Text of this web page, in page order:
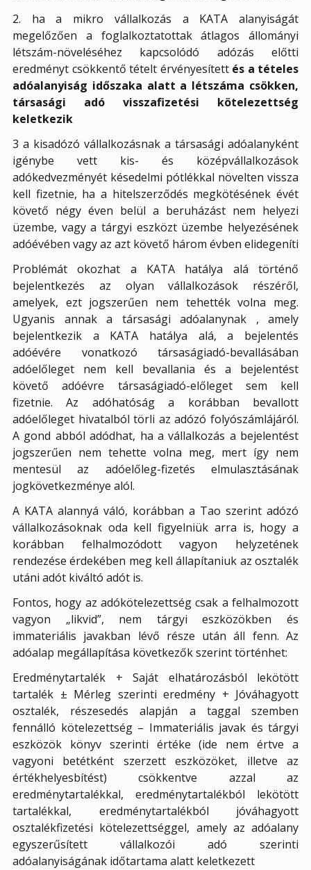
2. ha a mikro vállalkozás a KATA alanyiságát
megelőzően a foglalkoztatottak átlagos állományi
létszám-növeléséhez kapcsolódó adózás előtti
eredményt csökkentő tételt érvényesített és a tételes
adóalanyiság időszaka alatt a létszáma csökken,
társasági adó visszafizetési kötelezettség
keletkezik
3 a kisadózó vállalkozásnak a társasági adóalanyként
igénybe vett kis- és középvállalkozások
adókedvezményét késedelmi pótlékkal növelten vissza
kell fizetnie, ha a hitelszerződés megkötésének évét
követő négy éven belül a beruházást nem helyezi
üzembe, vagy a tárgyi eszközt üzembe helyezésének
adóévében vagy az azt követő három évben elidegeníti
Problémát okozhat a KATA hatálya alá történő
bejelentkezés az olyan vállalkozások részéről,
amelyek, ezt jogszerűen nem tehették volna meg.
Ugyanis annak a társasági adóalanynak , amely
bejelentkezik a KATA hatálya alá, a bejelentés
adóévére vonatkozó társaságiadó-bevallásában
adóelőleget nem kell bevallania és a bejelentést
követő adóévre társaságiadó-előleget sem kell
fizetnie. Az adóhatóság a korábban bevallott
adóelőleget hivatalból törli az adózó folyószámlájáról.
A gond abból adódhat, ha a vállalkozás a bejelentést
jogszerűen nem tehette volna meg, mert így nem
mentesül az adóelőleg-fizetés elmulasztásának
jogkövetkezménye alól.
A KATA alannyá váló, korábban a Tao szerint adózó
vállalkozásoknak oda kell figyelniük arra is, hogy a
korábban felhalmozódott vagyon helyzetének
rendezése érdekében meg kell állapítaniuk az osztalék
utáni adót kiváltó adót is.
Fontos, hogy az adókötelezettség csak a felhalmozott
vagyon „likvid”, nem tárgyi eszközökben és
immateriális javakban lévő része után áll fenn. Az
adóalap megállapítása következők szerint történhet:
Eredménytartalék + Saját elhatározásból lekötött
tartalék ± Mérleg szerinti eredmény + Jóváhagyott
osztalék, részesedés alapján a taggal szemben
fennálló kötelezettség – Immateriális javak és tárgyi
eszközök könyv szerinti értéke (ide nem értve a
vagyoni betétként szerzett eszközöket, illetve az
értékhelyesbítést) csökkentve azzal az
eredménytartalékkal, eredménytartalékból lekötött
tartalékkal, eredménytartalékból jóváhagyott
osztalékfizetési kötelezettséggel, amely az adóalany
egyszerűsített vállalkozói adó szerinti
adóalanyiságának időtartama alatt keletkezett